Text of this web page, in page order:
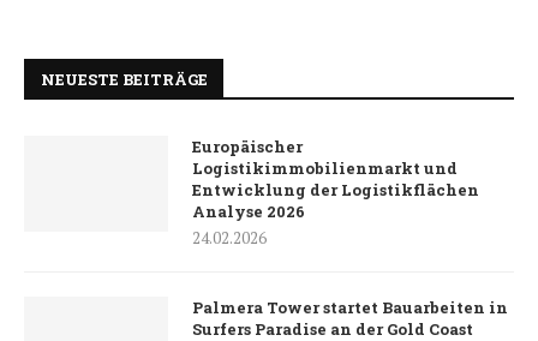
NEUESTE BEITRÄGE
Europäischer
Logistikimmobilienmarkt und
Entwicklung der Logistikflächen
Analyse 2026
24.02.2026
Palmera Tower startet Bauarbeiten in
Surfers Paradise an der Gold Coast